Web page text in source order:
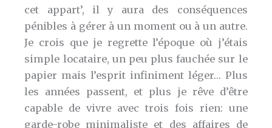
cet appart’, il y aura des conséquences
pénibles à gérer à un moment ou à un autre.
Je crois que je regrette l’époque où j’étais
simple locataire, un peu plus fauchée sur le
papier mais l’esprit infiniment léger… Plus
les années passent, et plus je rêve d’être
capable de vivre avec trois fois rien: une
garde-robe minimaliste et des affaires de